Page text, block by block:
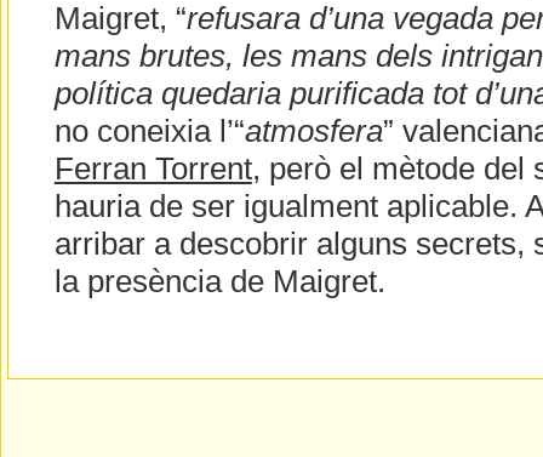
Maigret, “refusara d’una vegada
mans brutes, les mans dels
política quedaria purificada tot
no coneixia l’“atmosfera”
Ferran Torrent, però el mètode del
hauria de ser igualment aplicable.
arribar a descobrir alguns secrets,
la presència de Maigret.